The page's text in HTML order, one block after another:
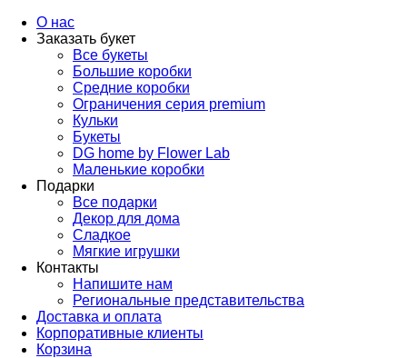
О нас
Заказать букет
Все букеты
Большие коробки
Средние коробки
Ограничения серия premium
Кульки
Букеты
DG home by Flower Lab
Маленькие коробки
Подарки
Все подарки
Декор для дома
Сладкое
Мягкие игрушки
Контакты
Напишите нам
Региональные представительства
Доставка и оплата
Корпоративные клиенты
Корзина